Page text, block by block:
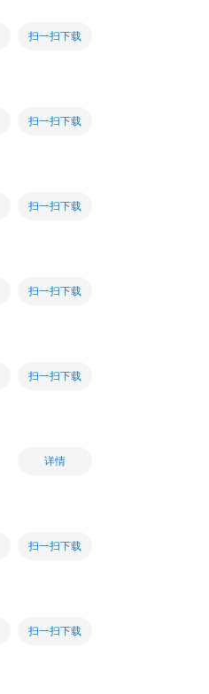
扫一扫下载
扫一扫下载
扫一扫下载
扫一扫下载
扫一扫下载
详情
扫一扫下载
扫一扫下载